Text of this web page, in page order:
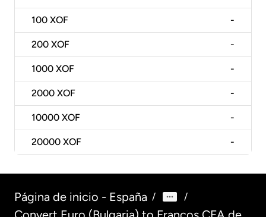
100 XOF -
200 XOF -
1000 XOF -
2000 XOF -
10000 XOF -
20000 XOF -
Página de inicio - España / /